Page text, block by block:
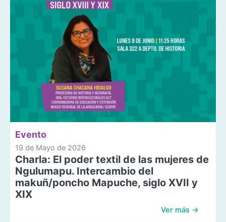
Evento
19 de Mayo de 2026
Charla: El poder textil de las mujeres de
Ngulumapu. Intercambio del
makuñ/poncho Mapuche, siglo XVII y
XIX
Ver más →